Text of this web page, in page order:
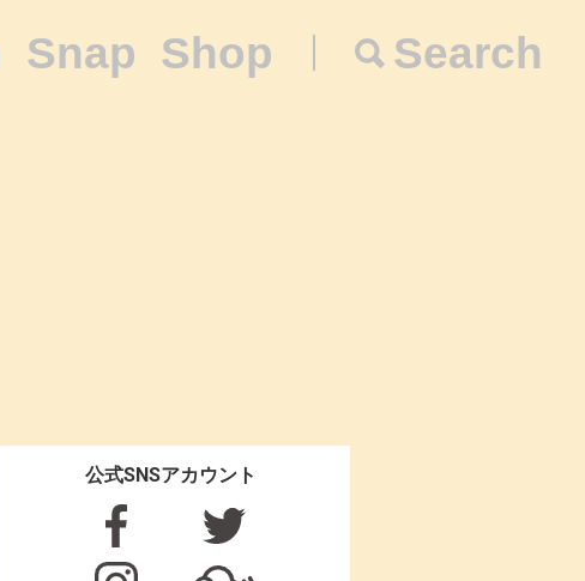
Snap Shop Search
公式SNSアカウント